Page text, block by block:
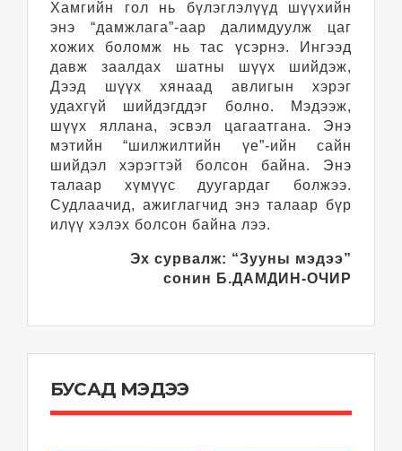
Хамгийн гол нь бүлэглэлүүд шүүхийн
энэ “дамжлага”-аар далимдуулж цаг
хожих боломж нь тас үсэрнэ. Ингээд
давж заалдах шатны шүүх шийдэж,
Дээд шүүх хянаад авлигын хэрэг
удахгүй шийдэгддэг болно. Мэдээж,
шүүх яллана, эсвэл цагаатгана. Энэ
мэтийн “шилжилтийн үе”-ийн сайн
шийдэл хэрэгтэй болсон байна. Энэ
талаар хүмүүс дуугардаг болжээ.
Судлаачид, ажиглагчид энэ талаар бүр
илүү хэлэх болсон байна лээ.
Эх сурвалж: “Зууны мэдээ”
сонин Б.ДАМДИН-ОЧИР
БУСАД МЭДЭЭ